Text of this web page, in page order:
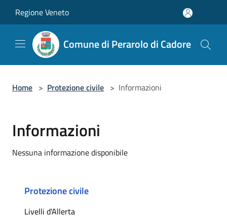
Regione Veneto
Comune di Perarolo di Cadore
Home > Protezione civile > Informazioni
Informazioni
Nessuna informazione disponibile
Protezione civile
Livelli d'Allerta